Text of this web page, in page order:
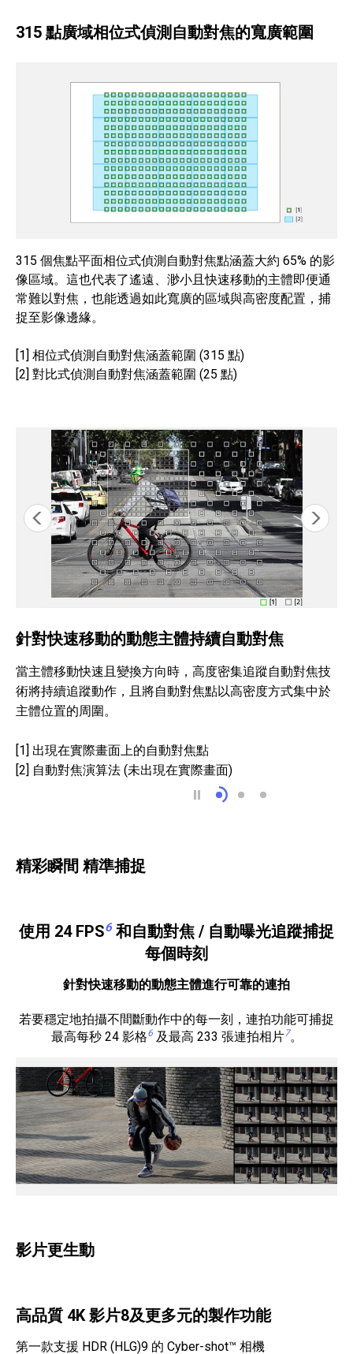
315 點廣域相位式偵測自動對焦的寬廣範圍
315 個焦點平面相位式偵測自動對焦點涵蓋大約 65% 的影
像區域。這也代表了遙遠、渺小且快速移動的主體即便通
常難以對焦，也能透過如此寬廣的區域與高密度配置，捕
捉至影像邊緣。
[1] 相位式偵測自動對焦涵蓋範圍 (315 點)
[2] 對比式偵測自動對焦涵蓋範圍 (25 點)
針對快速移動的動態主
適合人像攝影的即
觸控對焦功能
針對快速移動的動態主體持續自動對焦
當主體移動快速且變換方向時，高度密集追蹤自動對焦技
術將持續追蹤動作，且將自動對焦點以高密度方式集中於
主體位置的周圍。
[1] 出現在實際畫面上的自動對焦點
[2] 自動對焦演算法 (未出現在實際畫面)
精彩瞬間 精準捕捉
使用 24 FPS6 和自動對焦 / 自動曝光追蹤捕捉
每個時刻
針對快速移動的動態主體進行可靠的連拍
若要穩定地拍攝不間斷動作中的每一刻，連拍功能可捕捉
最高每秒 24 影格6及最高 233 張連拍相片7。
影片更生動
高品質 4K 影片8及更多元的製作功能
第一款支援 HDR (HLG)9 的 Cyber-shot™ 相機